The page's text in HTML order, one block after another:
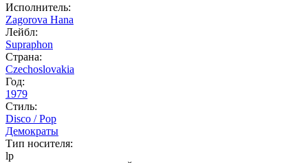
Исполнитель:
Zagorova Hana
Лейбл:
Supraphon
Страна:
Czechoslovakia
Год:
1979
Стиль:
Disco / Pop
Демократы
Тип носителя:
lp